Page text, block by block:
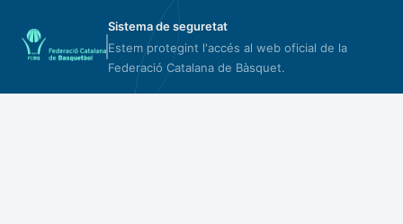
Sistema de seguretat
Estem protegint l'accés al web oficial de la
Federació Catalana de Bàsquet.